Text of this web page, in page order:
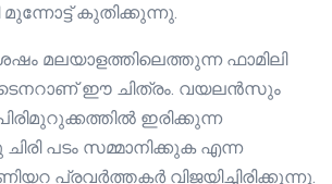
മുന്നോട്ട് കുതിക്കുന്നു.
മലയാളത്തിലെത്തുന്ന ഫാമിലി
ഈ ചിത്രം. വയലൻസും
ഇരിക്കുന്ന
പടം സമ്മാനിക്കുക എന്ന
പ്രവർത്തകർ വിജയിച്ചിരിക്കുന്നു.